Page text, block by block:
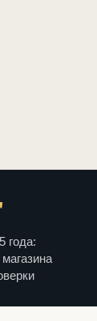
года: